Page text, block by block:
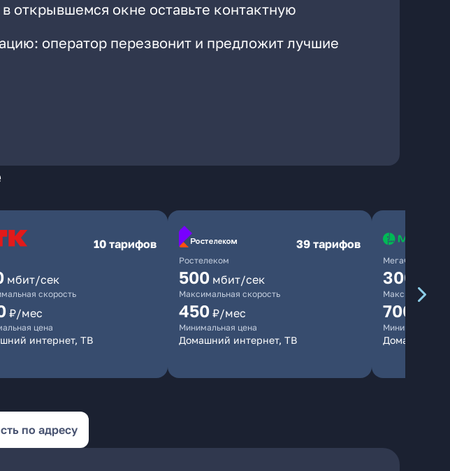
открывшемся окне оставьте контактную
оператор перезвонит и предложит лучшие
10 тарифов
мбит/сек
скорость
₽/мес
цена
интернет, ТВ
Ростелеком
39 тарифов
500 мбит/сек
Максимальная скорость
450 ₽/мес
Минимальная цена
Домашний интернет, ТВ
МегаФон
300
Максимальная
700
Минимальная
Домашний
по адресу